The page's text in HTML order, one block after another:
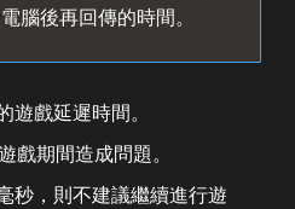
腦後再回傳的時間。
遊戲延遲時間。
戲期間造成問題。
秒，則不建議繼續進行遊